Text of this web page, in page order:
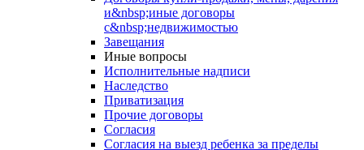
и&nbsp;иные договоры
с&nbsp;недвижимостью
Завещания
Иные вопросы
Исполнительные надписи
Наследство
Приватизация
Прочие договоры
Согласия
Согласия на выезд ребенка за пределы